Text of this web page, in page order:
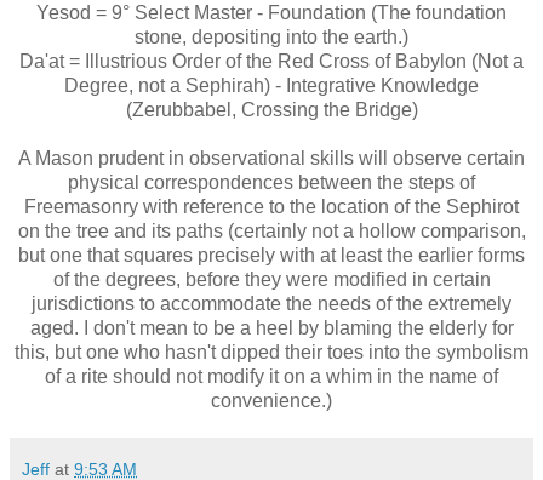
Yesod = 9° Select Master - Foundation (The foundation
stone, depositing into the earth.)
Da'at = Illustrious Order of the Red Cross of Babylon (Not a
Degree, not a Sephirah) - Integrative Knowledge
(Zerubbabel, Crossing the Bridge)
A Mason prudent in observational skills will observe certain
physical correspondences between the steps of
Freemasonry with reference to the location of the Sephirot
on the tree and its paths (certainly not a hollow comparison,
but one that squares precisely with at least the earlier forms
of the degrees, before they were modified in certain
jurisdictions to accommodate the needs of the extremely
aged. I don't mean to be a heel by blaming the elderly for
this, but one who hasn't dipped their toes into the symbolism
of a rite should not modify it on a whim in the name of
convenience.)
Jeff at 9:53 AM